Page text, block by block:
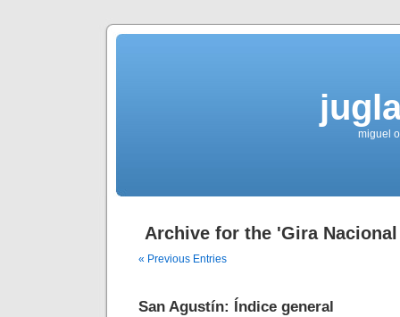
miguel
Archive for the 'Gira
« Previous Entries
San Agustín: Índice general